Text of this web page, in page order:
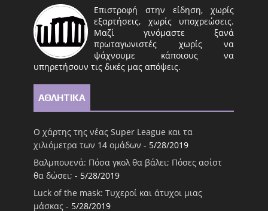
Επιστροφή στην είδηση, χωρίς
εξαρτήσεις, χωρίς υποχρεώσεις.
Μαζί γινόμαστε ξανά
πρωταγωνιστές χωρίς να
ψάχνουμε κάποιους να
υπηρετήσουν τις δικές μας απόψεις.
ΑΘΛΗΤΙΚΑ
Ο χάρτης της νέας Super League και τα
χιλιόμετρα των 14 ομάδων - 5/28/2019
Βαλμπουενά: Πόσα γκολ θα βάλει; Πόσες ασίστ
θα δώσει; - 5/28/2019
Luck of the mask: Τυχεροί και άτυχοι μιας
μάσκας - 5/28/2019